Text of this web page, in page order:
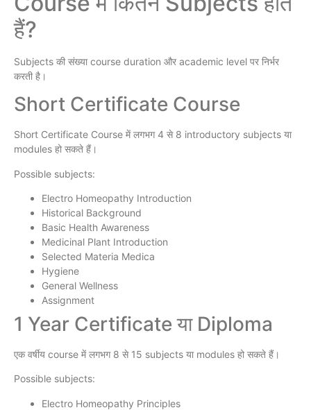
हैं?
Subjects की संख्या course duration और academic level पर निर्भर
करती है।
Short Certificate Course
Short Certificate Course में लगभग 4 से 8 introductory subjects या
modules हो सकते हैं।
Possible subjects:
Electro Homeopathy Introduction
Historical Background
Basic Health Awareness
Medicinal Plant Introduction
Selected Materia Medica
Hygiene
General Wellness
Assignment
1 Year Certificate या Diploma
एक वर्षीय course में लगभग 8 से 15 subjects या modules हो सकते हैं।
Possible subjects:
Electro Homeopathy Principles